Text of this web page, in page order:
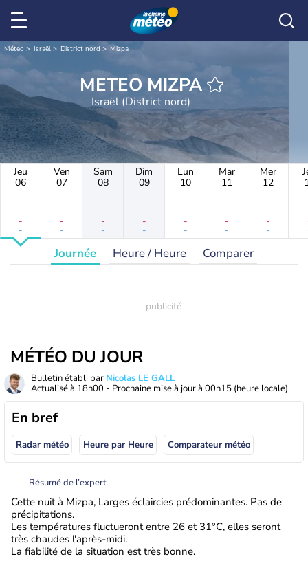
Météo Israël District nord Mizpa
METEO MIZPA
Israël (District nord)
Jeu
06
-
-
Ven
07
-
-
Sam
08
-
-
Dim
09
-
-
Lun
10
-
-
Mar
11
-
-
Mer
12
-
-
Journée Heure / Heure Comparer
MÉTÉO DU JOUR
Bulletin établi par Nicolas LE GALL
Actualisé à 18h00 - Prochaine mise à jour à 00h15 (heure locale)
En bref
Radar météo Heure par Heure Comparateur météo
Résumé de l’expert
Cette nuit à Mizpa, Larges éclaircies prédominantes. Pas de
précipitations.
Les températures fluctueront entre 26 et 31°C, elles seront
très chaudes l'après-midi.
La fiabilité de la situation est très bonne.